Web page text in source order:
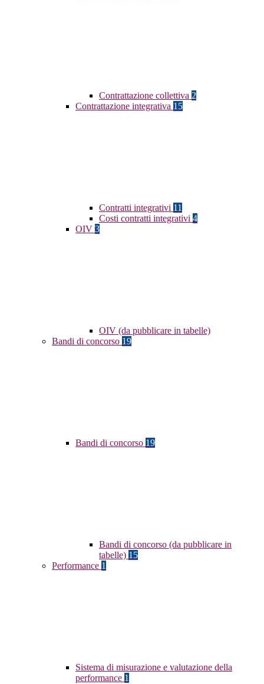
Contrattazione collettiva 2
Contrattazione integrativa 15
Contratti integrativi 11
Costi contratti integrativi 4
OIV 3
OIV (da pubblicare in tabelle)
Bandi di concorso 19
Bandi di concorso 19
Bandi di concorso (da pubblicare in
tabelle) 15
Performance 1
Sistema di misurazione e valutazione della
performance 1